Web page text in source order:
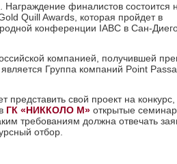
финалистов состоится
Quill Awards, которая пройдет в
конференции IABC в Сан-
компанией, получившей
Группа компаний Point
представить свой проект на конкурс,
ГК «НИККОЛО М» открытые
требованиям должна отвечать
отбор.